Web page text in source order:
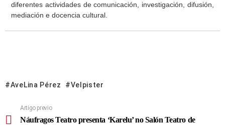
diferentes actividades de comunicación, investigación, difusión,
mediación e docencia cultural.
AveLina Pérez Velpister
Artigo previo
Náufragos Teatro presenta ‘Karelu’ no Salón Teatro de